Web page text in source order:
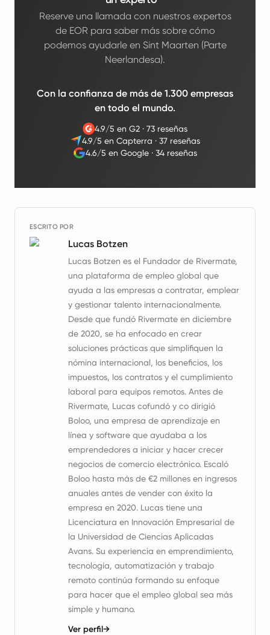
Reserve una llamada con nuestros expertos
de EOR para saber más sobre cómo
podemos ayudarle en Sint Maarten (Parte
Neerlandesa).
Con la confianza de más de 1.300 empresas
en todo el mundo.
4.9/5 en G2 ·73 reseñas
4.9/5 en Capterra ·37 reseñas
4.6/5 en Google· 34 reseñas
ESCRITO POR
Lucas Botzen
Lucas Botzen es el Fundador de Rivermate,
una plataforma de empleo global que
ayuda a las empresas a contratar, emplear
y gestionar talento internacionalmente.
Desde que fundó Rivermate en diciembre
de 2020, se ha enfocado en crear
soluciones prácticas que simplifiquen la
nómina internacional, los beneficios, los
impuestos, los contratos y el cumplimiento
laboral para equipos remotos. Antes de
Rivermate, Lucas cofundó y co dirigió
Boloo, una empresa de aprendizaje en
línea y software que ayudaba a los
emprendedores a iniciar y hacer crecer
negocios de comercio electrónico. Escaló
Boloo hasta más de €2 millones en ingresos
anuales antes de vender con éxito la
empresa en 2020. Lucas tiene una
Licenciatura en Innovación Empresarial de
la Universidad de Ciencias Aplicadas
Avans. Su experiencia en emprendimiento,
tecnología, automatización y trabajo
remoto continúa formando su enfoque
para hacer que el empleo global sea más
simple y humano.
Ver perfil→